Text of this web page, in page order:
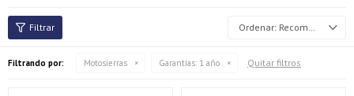
Recomendados
Filtrando por: Motosierras Garantías: 1 año Quitar filtros